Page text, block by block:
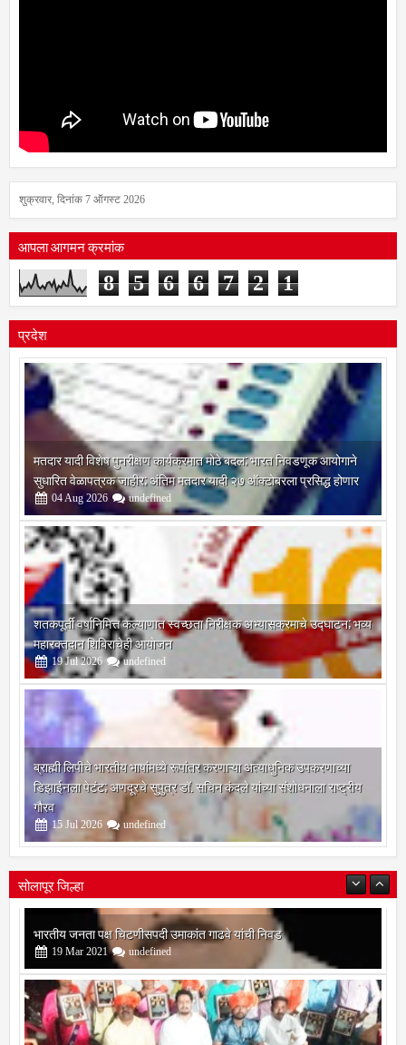
शुक्रवार, दिनांक 7 ऑगस्ट 2026
आपला आगमन क्रमांक
8 5 6 6 7 2 1
प्रदेश
मतदार यादी विशेष पुनरीक्षण कार्यक्रमात मोठे बदल; भारत निवडणूक आयोगाने
सुधारित वेळापत्रक जाहीर; अंतिम मतदार यादी २७ ऑक्टोबरला प्रसिद्ध होणार
04Aug 2026 undefined
शतकपूर्ती वर्षानिमित्त कल्याणात स्वच्छता निरीक्षक अभ्यासक्रमाचे उद्घाटन; भव्य
महारक्तदान शिबिराचेही आयोजन
19 Jul 2026 undefined
ब्राह्मी लिपीचे भारतीय भाषांमध्ये रूपांतर करणाऱ्या अत्याधुनिक उपकरणाच्या
डिझाईनला पेटंट; अणदूरचे सुपुत्र डॉ. सचिन कंदले यांच्या संशोधनाला राष्ट्रीय
गौरव
15 Jul 2026 undefined
सोलापूर जिल्हा
बोरेगाव येथे कांचन फौंडेशन शाखेचे उद्घाटन